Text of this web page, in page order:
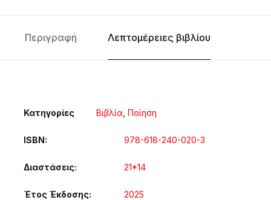
Περιγραφή Λεπτομέρειες βιβλίου
Κατηγορίες Βιβλία Ποίηση
ISBN 978-618-240-020-3
Διαστάσεις 21*14
Έτος Έκδοσης 2025